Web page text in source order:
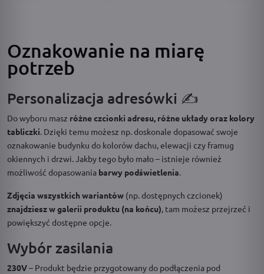
Oznakowanie na miarę
potrzeb
Personalizacja adresówki ✍️
Do wyboru masz różne czcionki adresu, różne układy oraz kolory
tabliczki . Dzięki temu możesz np. doskonale dopasować swoje
oznakowanie budynku do kolorów dachu, elewacji czy framug
okiennych i drzwi. Jakby tego było mało – istnieje również
możliwość dopasowania barwy podświetlenia
Zdjęcia wszystkich wariantów (np. dostępnych czcionek)
znajdziesz w galerii produktu (na końcu) , tam możesz przejrzeć i
powiększyć dostępne opcje.
Wybór zasilania
230V– Produkt będzie przygotowany do podłączenia pod